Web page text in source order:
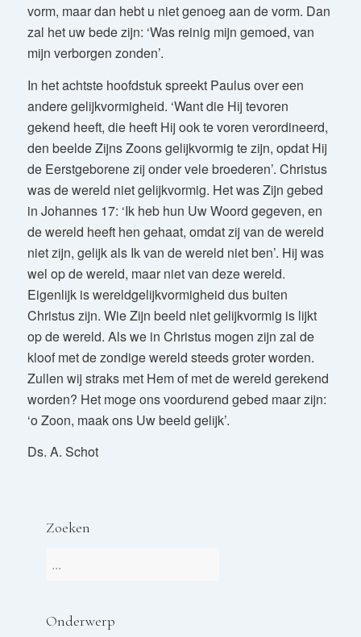
vorm, maar dan hebt u niet genoeg aan de vorm. Dan
zal het uw bede zijn: ‘Was reinig mijn gemoed, van
mijn verborgen zonden’.
In het achtste hoofdstuk spreekt Paulus over een
andere gelijkvormigheid. ‘Want die Hij tevoren
gekend heeft, die heeft Hij ook te voren verordineerd,
den beelde Zijns Zoons gelijkvormig te zijn, opdat Hij
de Eerstgeborene zij onder vele broederen’. Christus
was de wereld niet gelijkvormig. Het was Zijn gebed
in Johannes 17: ‘Ik heb hun Uw Woord gegeven, en
de wereld heeft hen gehaat, omdat zij van de wereld
niet zijn, gelijk als Ik van de wereld niet ben’. Hij was
wel op de wereld, maar niet van deze wereld.
Eigenlijk is wereldgelijkvormigheid dus buiten
Christus zijn. Wie Zijn beeld niet gelijkvormig is lijkt
op de wereld. Als we in Christus mogen zijn zal de
kloof met de zondige wereld steeds groter worden.
Zullen wij straks met Hem of met de wereld gerekend
worden? Het moge ons voordurend gebed maar zijn:
‘o Zoon, maak ons Uw beeld gelijk’.
Ds. A. Schot
Zoeken
Onderwerp